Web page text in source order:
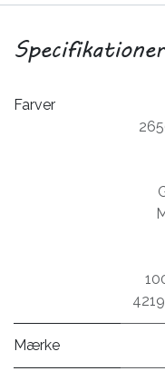
Specifikationer
Farver
4219
Mærke